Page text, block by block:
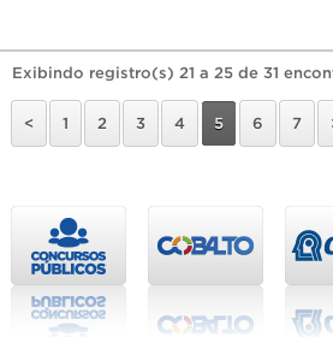
Exibindo registro(s) 21 a 25 de 31
< 1 2 3 4 5 6 7